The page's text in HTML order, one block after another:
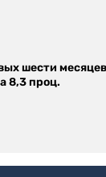
шести
8,3 проц.